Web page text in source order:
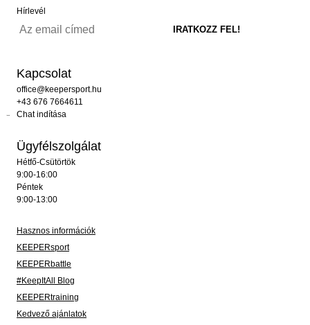
Hírlevél
Kapcsolat
office@keepersport.hu
+43 676 7664611
Chat indítása
Ügyfélszolgálat
Hétfő-Csütörtök
9:00-16:00
Péntek
9:00-13:00
Hasznos információk
KEEPERsport
KEEPERbattle
#KeepItAll Blog
KEEPERtraining
Kedvező ajánlatok